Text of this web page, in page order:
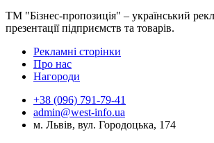
ТМ "Бізнес-пропозиція" – український
презентації підприємств та товарів.
Рекламні сторінки
Про нас
Нагороди
+38 (096) 791-79-41
admin@west-info.ua
м. Львів, вул. Городоцька, 174